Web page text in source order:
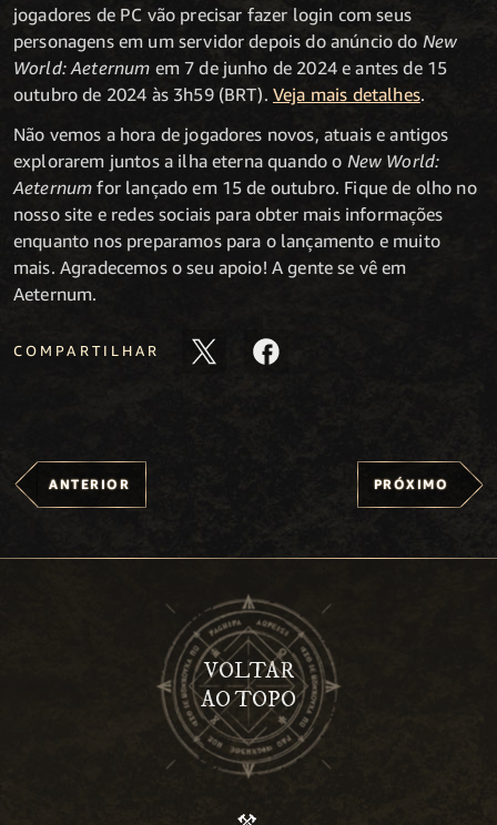
jogadores de PC vão precisar fazer login com seus
personagens em um servidor depois do anúncio do New
World: Aeternum em 7 de junho de 2024 e antes de 15
outubro de 2024 às 3h59 (BRT). Veja mais detalhes.
Não vemos a hora de jogadores novos, atuais e antigos
explorarem juntos a ilha eterna quando o New World:
Aeternumfor lançado em 15 de outubro. Fique de olho no
nosso site e redes sociais para obter mais informações
enquanto nos preparamos para o lançamento e muito
mais. Agradecemos o seu apoio! A gente se vê em
Aeternum.
COMPARTILHAR
ANTERIOR PRÓXIMO
VOLTAR
AO TOPO